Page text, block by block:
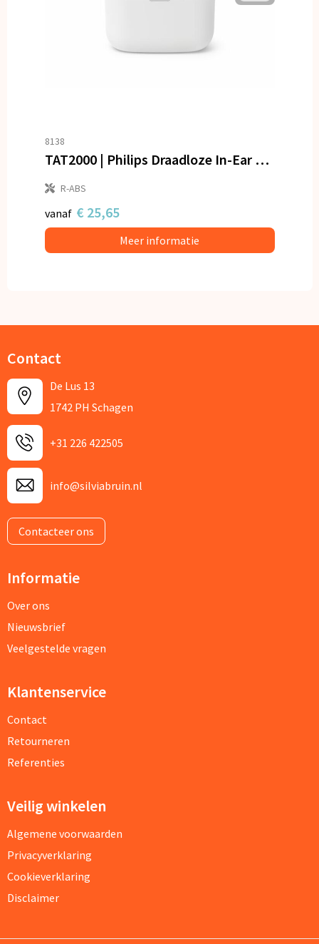
8138
TAT2000 | Philips Draadloze In-Ear Oordopjes
R-ABS
vanaf € 25,65
Meer informatie
Contact
De Lus 13
1742 PH Schagen
+31 226 422505
info@silviabruin.nl
Contacteer ons
Informatie
Over ons
Nieuwsbrief
Veelgestelde vragen
Klantenservice
Contact
Retourneren
Referenties
Veilig winkelen
Algemene voorwaarden
Privacyverklaring
Cookieverklaring
Disclaimer